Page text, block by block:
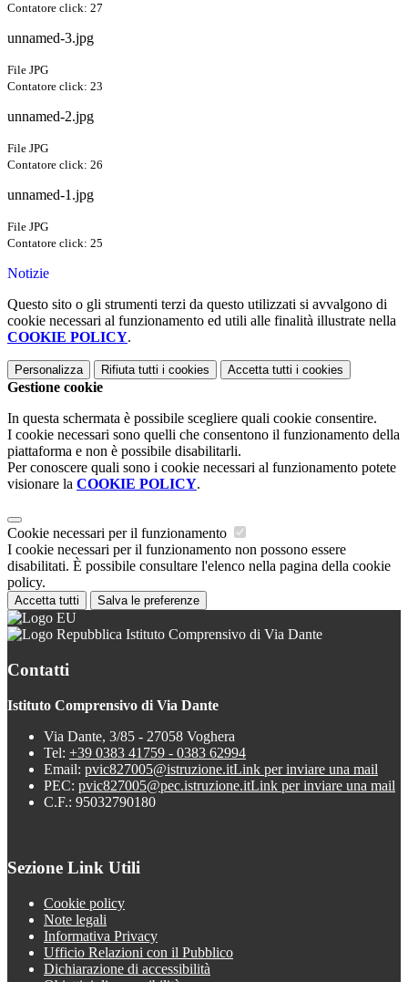
Contatore click: 27
unnamed-3.jpg
File JPG
Contatore click: 23
unnamed-2.jpg
File JPG
Contatore click: 26
unnamed-1.jpg
File JPG
Contatore click: 25
Notizie
Questo sito o gli strumenti terzi da questo utilizzati si avvalgono di
cookie necessari al funzionamento ed utili alle finalità illustrate nella
COOKIE POLICY.
Personalizza Rifiuta tutti i cookies Accetta tutti i cookies
Gestione cookie
In questa schermata è possibile scegliere quali cookie consentire.
I cookie necessari sono quelli che consentono il funzionamento della
piattaforma e non è possibile disabilitarli.
Per conoscere quali sono i cookie necessari al funzionamento potete
visionare la COOKIE POLICY.
Cookie necessari per il funzionamento
I cookie necessari per il funzionamento non possono essere
disabilitati. È possibile consultare l'elenco nella pagina della cookie
policy.
Accetta tutti Salva le preferenze
Istituto Comprensivo di Via Dante
Contatti
Istituto Comprensivo di Via Dante
Via Dante, 3/85 - 27058 Voghera
Tel: +39 0383 41759 - 0383 62994
Email: pvic827005@istruzione.itLink per inviare una mail
PEC: pvic827005@pec.istruzione.itLink per inviare una mail
C.F.: 95032790180
Sezione Link Utili
Cookie policy
Note legali
Informativa Privacy
Ufficio Relazioni con il Pubblico
Dichiarazione di accessibilità